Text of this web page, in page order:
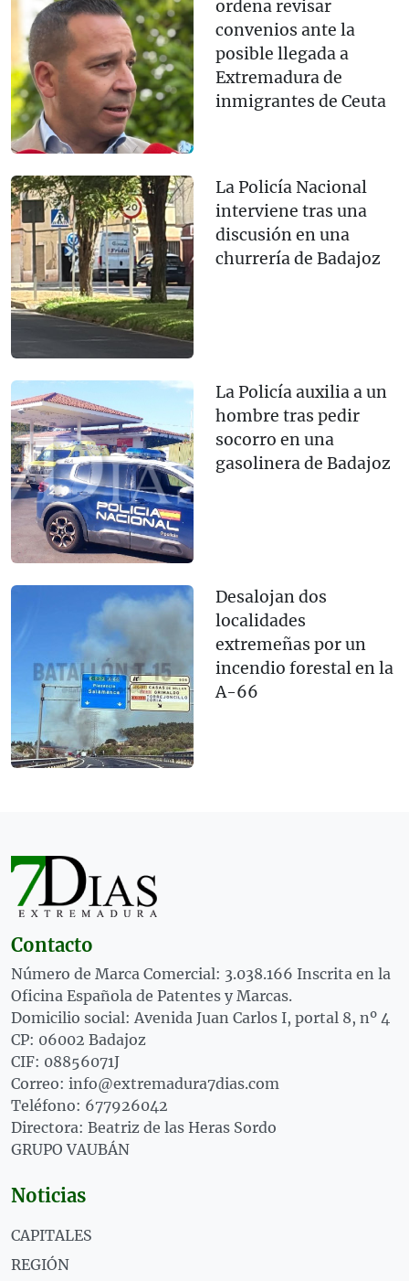
ordena revisar
convenios ante la
posible llegada a
Extremadura de
inmigrantes de Ceuta
La Policía Nacional
interviene tras una
discusión en una
churrería de Badajoz
La Policía auxilia a un
hombre tras pedir
socorro en una
gasolinera de Badajoz
Desalojan dos
localidades
extremeñas por un
incendio forestal en la
A-66
Contacto
Número de Marca Comercial: 3.038.166 Inscrita en la
Oficina Española de Patentes y Marcas.
Domicilio social: Avenida Juan Carlos I, portal 8, nº 4
CP: 06002 Badajoz
CIF: 08856071J
Correo: info@extremadura7dias.com
Teléfono: 677926042
Directora: Beatriz de las Heras Sordo
GRUPO VAUBÁN
Noticias
CAPITALES
REGIÓN